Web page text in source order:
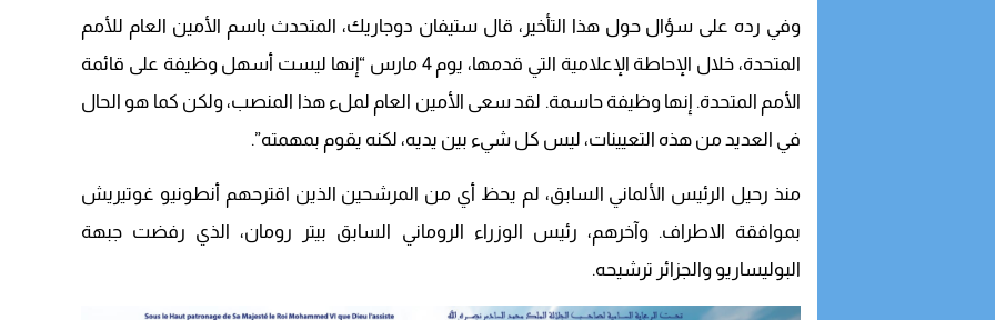
وفي رده على سؤال حول هذا التأخير، قال ستيفان دوجاريك، المتحدث باسم الأمين العام للأمم
المتحدة، خلال الإحاطة الإعلامية التي قدمها، يوم 4 مارس “إنها ليست أسهل وظيفة على قائمة
الأمم المتحدة. إنها وظيفة حاسمة. لقد سعى الأمين العام لملء هذا المنصب، ولكن كما هو الحال
في العديد من هذه التعيينات، ليس كل شيء بين يديه، لكنه يقوم بمهمته”.
منذ رحيل الرئيس الألماني السابق، لم يحظ أي من المرشحين الذين اقترحهم أنطونيو غوتيريش
بموافقة الاطراف. وآخرهم، رئيس الوزراء الروماني السابق بيتر رومان، الذي رفضت جبهة
البوليساريو والجزائر ترشيحه.